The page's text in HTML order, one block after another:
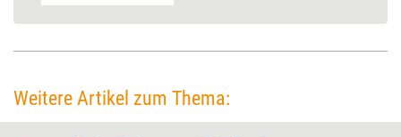
Weitere Artikel zum Thema: